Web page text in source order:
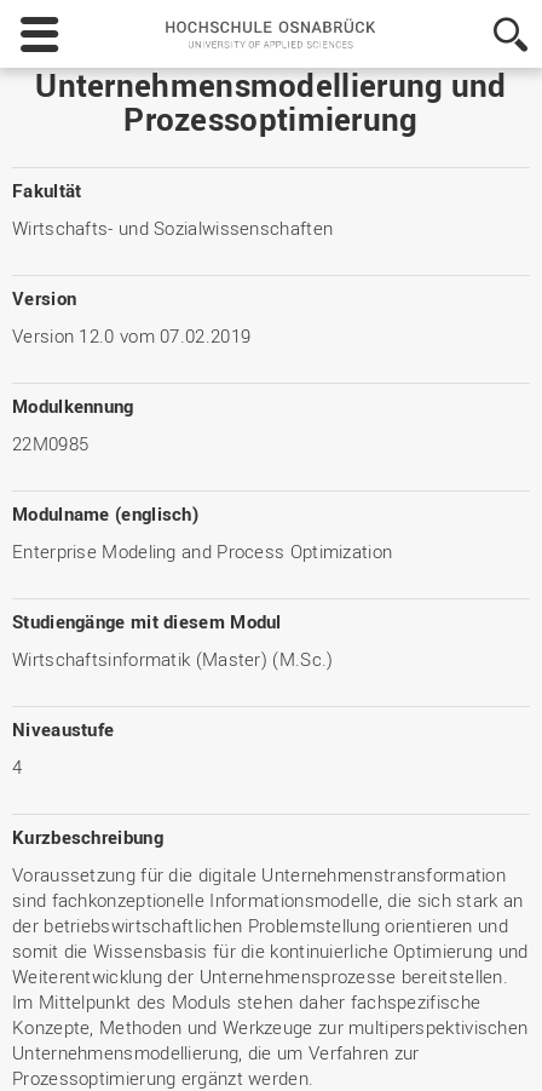
Hochschule
Osnabrück
-
University
Sciences
Unternehmensmodellierung und
Prozessoptimierung
Fakultät
Wirtschafts- und Sozialwissenschaften
Version
Version 12.0 vom 07.02.2019
Modulkennung
22M0985
Modulname (englisch)
Enterprise Modeling and Process Optimization
Studiengänge mit diesem Modul
Wirtschaftsinformatik (Master) (M.Sc.)
Niveaustufe
4
Kurzbeschreibung
Voraussetzung für die digitale Unternehmenstransformation
sind fachkonzeptionelle Informationsmodelle, die sich stark an
der betriebswirtschaftlichen Problemstellung orientieren und
somit die Wissensbasis für die kontinuierliche Optimierung und
Weiterentwicklung der Unternehmensprozesse bereitstellen.
Im Mittelpunkt des Moduls stehen daher fachspezifische
Konzepte, Methoden und Werkzeuge zur multiperspektivischen
Unternehmensmodellierung, die um Verfahren zur
Prozessoptimierung ergänzt werden.